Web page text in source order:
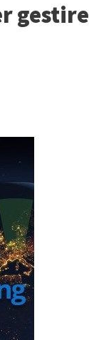
gestire